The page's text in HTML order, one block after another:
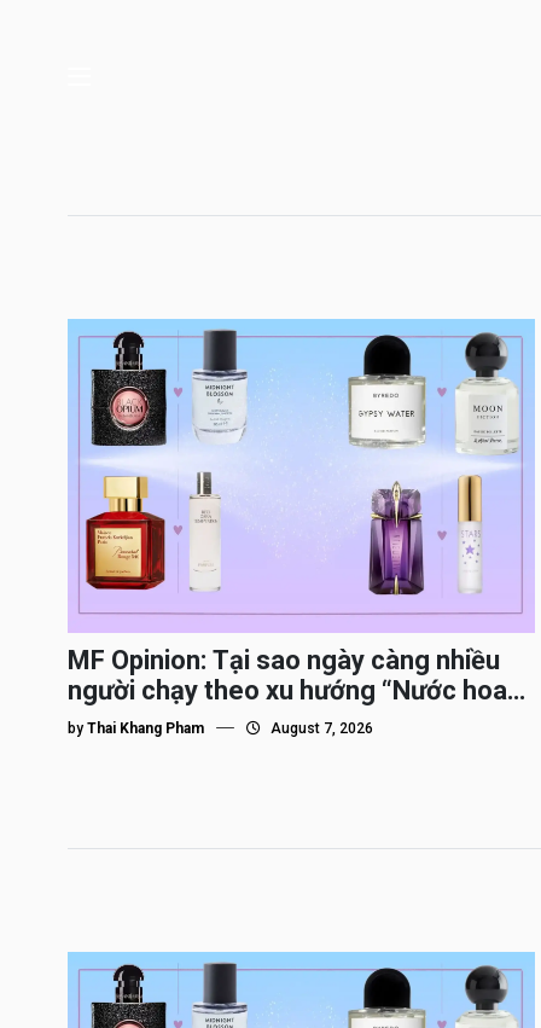
MF Opinion: Tại sao ngày càng nhiều
người chạy theo xu hướng “Nước hoa
Dupe”?
by Thai Khang Pham August 7, 2026